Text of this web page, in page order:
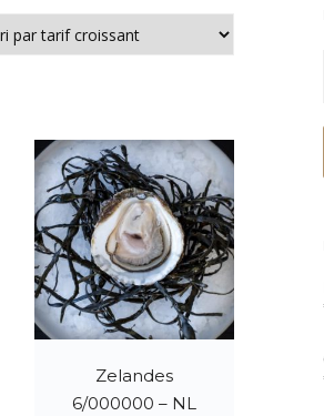
Zelandes
6/000000 – NL